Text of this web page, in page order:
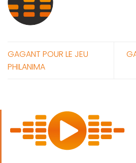
GAGANT POUR LE JEU
PHILANIMA